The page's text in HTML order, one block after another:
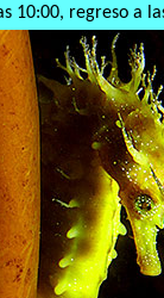
10:00, regreso a